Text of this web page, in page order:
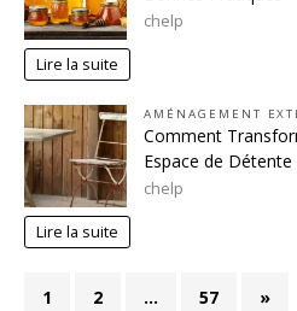
chelp
Lire la suite
AMÉNAGEMENT
Comment
Espace de
chelp
Lire la suite
1 2 … 57 »